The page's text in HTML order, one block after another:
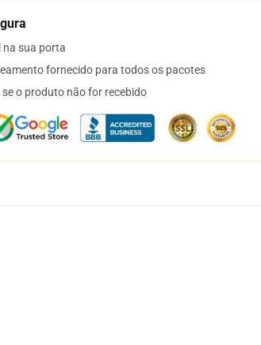
na sua porta
fornecido para todos os pacotes
o produto não for recebido